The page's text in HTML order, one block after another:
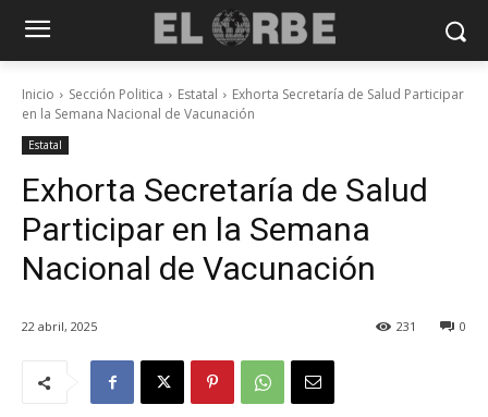
Inicio Sección Politica Estatal
Exhorta Secretaría de Salud Participar
en la Semana Nacional de Vacunación
Estatal
Exhorta Secretaría de Salud
Participar en la Semana
Nacional de Vacunación
22 abril, 2025 0
231